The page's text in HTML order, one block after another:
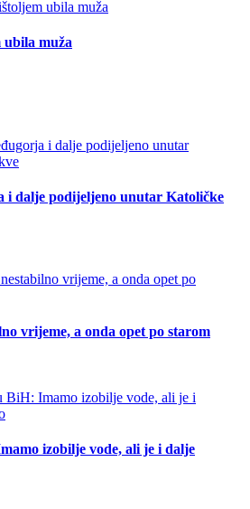
ubila muža
i dalje podijeljeno unutar Katoličke
vrijeme, a onda opet po starom
izobilje vode, ali je i dalje